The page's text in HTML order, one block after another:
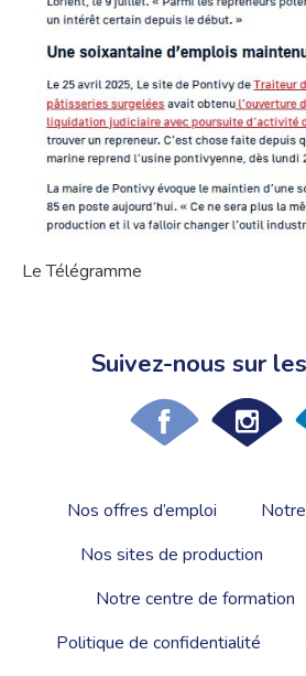
Le Télégramme
Suivez-nous sur
Nos offres d’emploi
Nos sites de production
Notre centre de formation
Politique de confidentialité